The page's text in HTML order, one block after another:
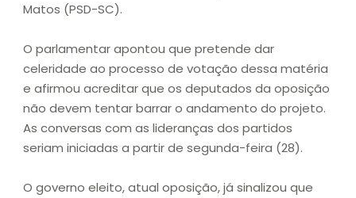
Matos (PSD-SC).
O parlamentar apontou que pretende dar
celeridade ao processo de votação dessa matéria
e afirmou acreditar que os deputados da oposição
não devem tentar barrar o andamento do projeto.
As conversas com as lideranças dos partidos
seriam iniciadas a partir de segunda-feira (28).
O governo eleito, atual oposição, já sinalizou que